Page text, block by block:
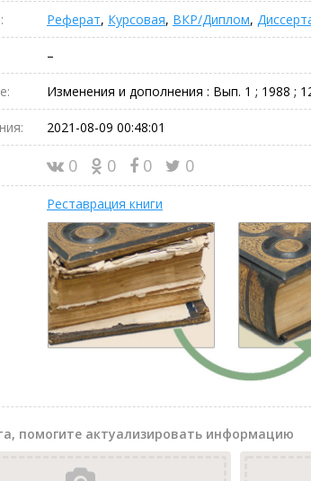
Реферат, Курсовая, ВКР/Диплом,
–
Изменения и дополнения : Вып. 1 ; 1988 ;
2021-08-09 00:48:01
0 0 0 0
Реставрация книги
помогите актуализировать информацию